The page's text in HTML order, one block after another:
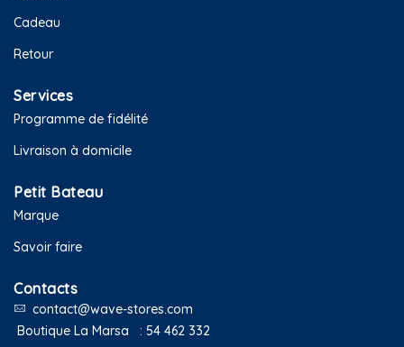
Cadeau
Retour
Services
Programme de fidélité
Livraison à domicile
Petit Bateau
Marque
Savoir faire
Contacts
contact@wave-stores.com
Boutique La Marsa : 54 462 332